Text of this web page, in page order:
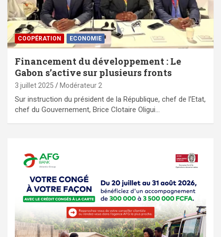
⁠COOPÉRATION ECONOMIE
Financement du développement : Le
Gabon s’active sur plusieurs fronts
3 juillet 2025 Modérateur 2
Sur instruction du président de la République, chef de l’Etat,
chef du Gouvernement, Brice Clotaire Oligui…